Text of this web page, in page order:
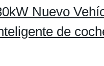
Nuevo
de